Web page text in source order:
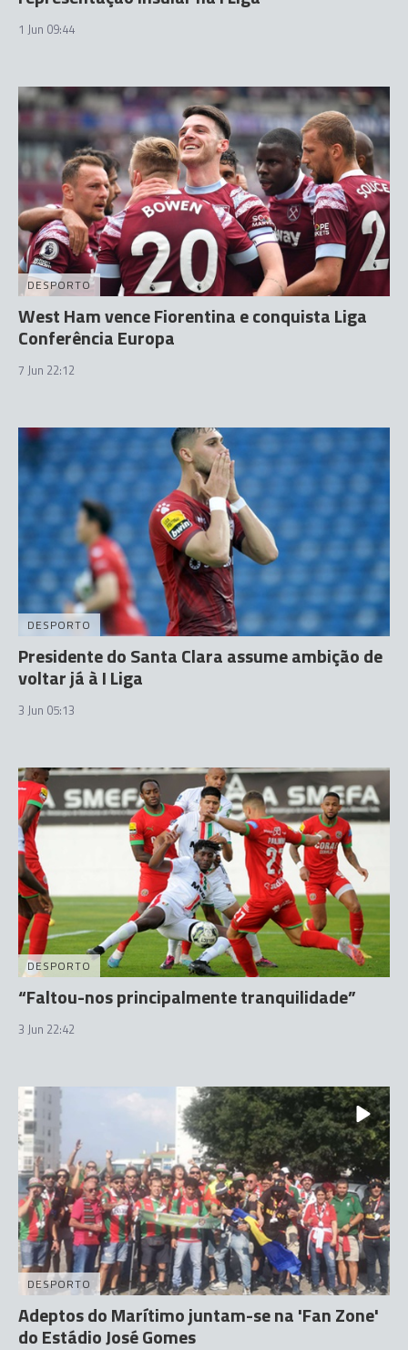
1 Jun 09:44
DESPORTO
West Ham vence Fiorentina e conquista Liga
Conferência Europa
7 Jun 22:12
DESPORTO
Presidente do Santa Clara assume ambição de
voltar já à I Liga
3 Jun 05:13
DESPORTO
“Faltou-nos principalmente tranquilidade”
3 Jun 22:42
DESPORTO
Adeptos do Marítimo juntam-se na 'Fan Zone'
do Estádio José Gomes